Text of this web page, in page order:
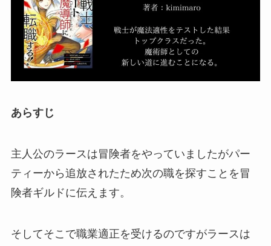
あらすじ
主人公のラースは冒険者をやっていましたがパー
ティーから追放されたため次の職を探すことを冒
険者ギルドに伝えます。
そしてそこで職業適正を受けるのですがラースは